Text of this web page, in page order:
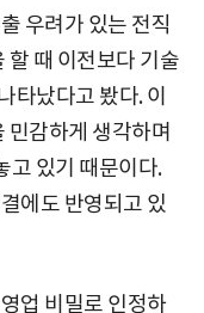
우려가 있는 전직
할 때 이전보다 기술
타났다고 봤다. 이
민감하게 생각하며
고 있기 때문이다.
에도 반영되고 있
업 비밀로 인정하